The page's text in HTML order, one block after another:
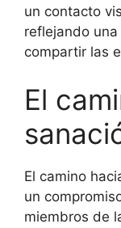
un contacto
reflejando
compartir las
El
El camino
un
miembros de